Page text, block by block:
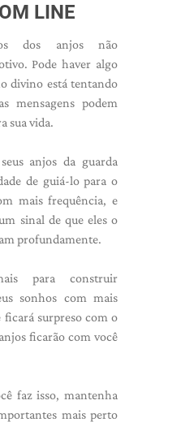
LINE
dos anjos não
Pode haver algo
divino está tentando
mensagens podem
sua vida.
anjos da guarda
de guiá-lo para o
mais frequência, e
sinal de que eles o
profundamente.
para construir
sonhos com mais
ficará surpreso com o
ficarão com você
faz isso, mantenha
mais perto